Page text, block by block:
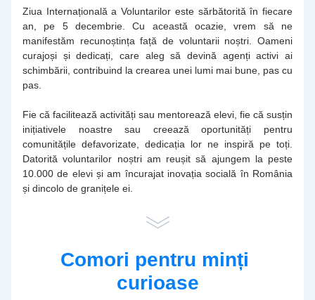
Ziua Internațională a Voluntarilor este sărbătorită în fiecare
an, pe 5 decembrie. Cu această ocazie, vrem să ne
manifestăm recunoștința față de voluntarii noștri. Oameni
curajoși și dedicați, care aleg să devină agenți activi ai
schimbării, contribuind la crearea unei lumi mai bune, pas cu
pas.
Fie că facilitează activități sau mentorează elevi, fie că susțin
inițiativele noastre sau creează oportunități pentru
comunitățile defavorizate, dedicația lor ne inspiră pe toți.
Datorită voluntarilor noștri am reușit să ajungem la peste
10.000 de elevi și am încurajat inovația socială în România
și dincolo de granițele ei.
Comori pentru minți
curioase